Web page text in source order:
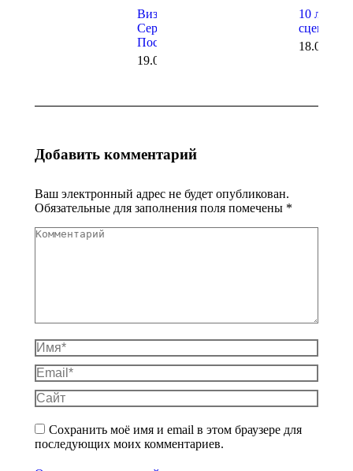
Визит в
Сергиев
Посад
19.06.2026
10 лет на
сцене!
Добавить комментарий
Ваш электронный адрес не будет опубликован.
Обязательные для заполнения поля помечены *
Комментарий
Имя *
Email *
Сайт
Сохранить моё имя и email в этом браузере для
последующих моих комментариев.